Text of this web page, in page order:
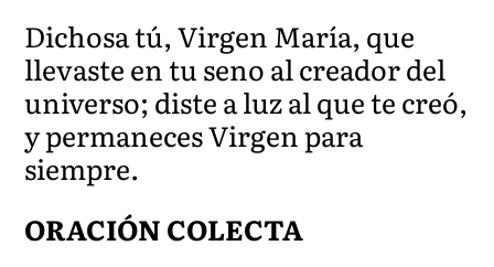
Dichosa tú, Virgen María, que
llevaste en tu seno al creador del
universo; diste a luz al que te creó,
y permaneces Virgen para
siempre.
ORACIÓN COLECTA